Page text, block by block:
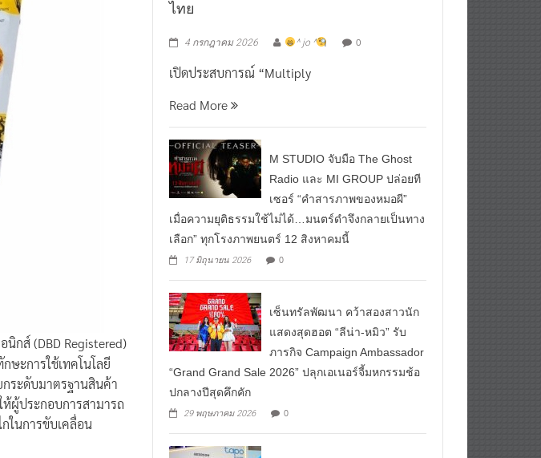
กส์ (DBD Registered)
ษะการใช้เทคโนโลยี
กระดับมาตรฐานสินค้า
ห้ผู้ประกอบการสามารถ
ในการขับเคลื่อน
ไทย
4 กรกฎาคม 2026 ^ jo ^ 0
เปิดประสบการณ์ “Multiply
Read More
M STUDIO จับมือ The Ghost
Radio และ MI GROUP ปล่อยที
เซอร์ “คำสารภาพของหมอผี”
เมื่อความยุติธรรมใช้ไม่ได้…มนตร์ดำจึงกลายเป็นทาง
เลือก” ทุกโรงภาพยนตร์ 12 สิงหาคมนี้
17 มิถุนายน 2026 0
เซ็นทรัลพัฒนา คว้าสองสาวนัก
แสดงสุดฮอต “ลีน่า-หมิว” รับ
ภารกิจ Campaign Ambassador
“Grand Grand Sale 2026” ปลุกเอเนอร์จี้มหกรรมช้อ
ปกลางปีสุดคึกคัก
29 พฤษภาคม 2026 0